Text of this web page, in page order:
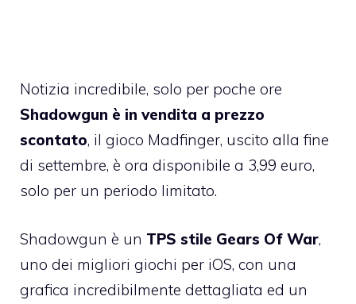
Notizia incredibile, solo per poche ore
Shadowgun è in vendita a prezzo
scontato, il gioco Madfinger, uscito alla fine
di settembre, è ora disponibile a 3,99 euro,
solo per un periodo limitato.
Shadowgun è un TPS stile Gears Of War,
uno dei migliori giochi per iOS, con una
grafica incredibilmente dettagliata ed un